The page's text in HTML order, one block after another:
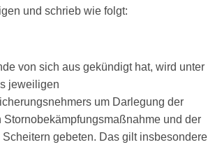
und schrieb wie folgt:
von sich aus gekündigt hat, wird unter
jeweiligen
um Darlegung der
Stornobekämpfungsmaßnahme und der
Scheitern gebeten. Das gilt insbesondere